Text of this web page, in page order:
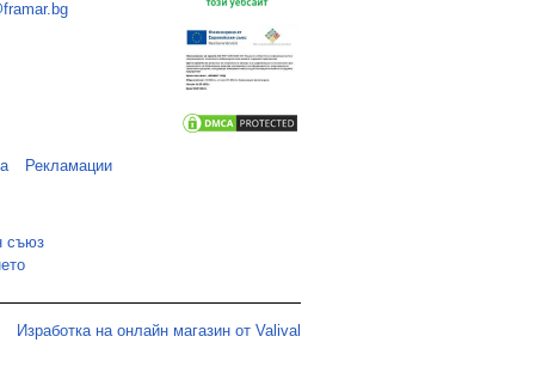
Рекламации
съюз
Изработка на онлайн магазин от Valival